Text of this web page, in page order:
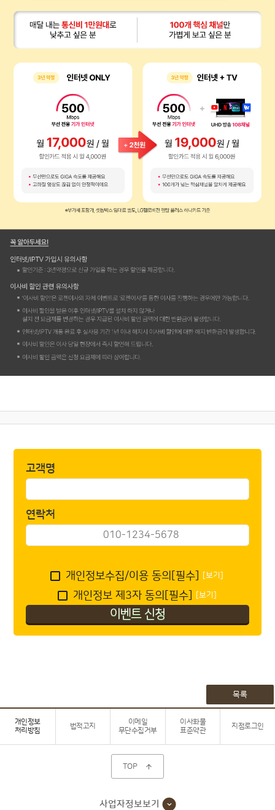
고객명
연락처
개인정보수집/이용 동의[필수] [보기]
개인정보 제3자 동의[필수] [보기]
목록
개인정보
처리방침
법적고지
이메일
무단수집거부
이사화물
표준약관
지점로그인
TOP 
사업자정보보기